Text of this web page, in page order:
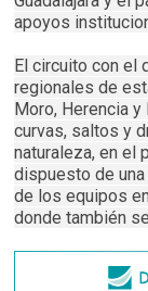
apoyos
El circuito con el
regionales de
Moro, Herencia
curvas, saltos y
naturaleza, en el
dispuesto de
de los equipos
donde también